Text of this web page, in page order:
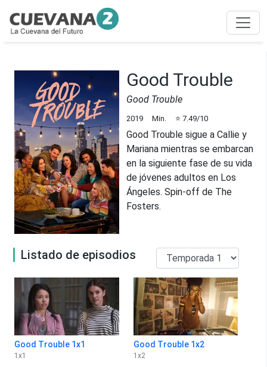
Good Trouble
Good Trouble
2019 Min. ⭐ 7.49/10
Good Trouble sigue a Callie y
Mariana mientras se embarcan
en la siguiente fase de su vida
de jóvenes adultos en Los
Ángeles. Spin-off de The
Fosters.
Listado de episodios
Good Trouble 1x1
1 x1
Good Trouble 1x2
1 x2